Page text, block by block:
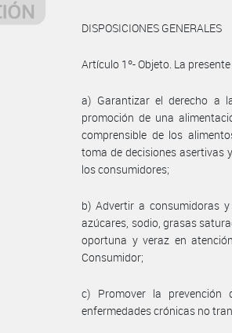
DISPOSICIONES GENERALES
Artículo 1º- Objeto. La
a) Garantizar el derecho a
promoción de una
comprensible de los
toma de decisiones asertivas
los consumidores;
b) Advertir a consumidoras
azúcares, sodio, grasas
oportuna y veraz en
Consumidor;
c) Promover la
enfermedades crónicas no